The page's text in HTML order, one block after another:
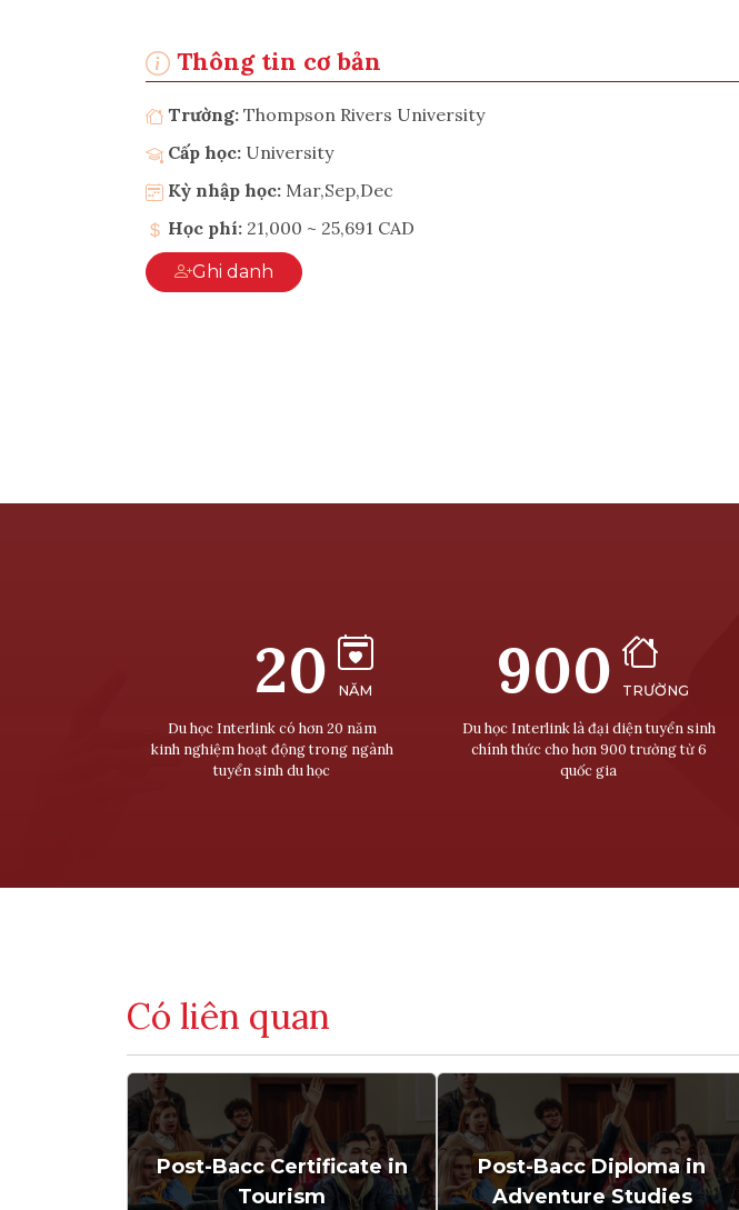
Thông tin cơ bản
Trường: Thompson Rivers University
Cấp học: University
Kỳ nhập học: Mar,Sep,Dec
Học phí: 21,000 ~ 25,691 CAD
Ghi danh
20 NĂM
Du học Interlink có hơn 20 năm
kinh nghiệm hoạt động trong ngành
tuyển sinh du học
900 TRƯỜNG
Du học Interlink là đại diện tuyển sinh
chính thức cho hơn 900 trường từ 6
quốc gia
Có liên quan
Post-Bacc Certificate in
Tourism
Post-Bacc Diploma in
Adventure Studies